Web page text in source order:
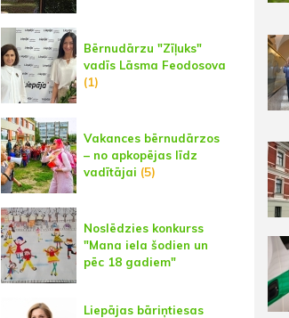
Bērnudārzu "Zīļuks"
vadīs Lāsma Feodosova
(1)
Vakances bērnudārzos
– no apkopējas līdz
vadītājai (5)
Noslēdzies konkurss
"Mana iela šodien un
pēc 18 gadiem"
Liepājas bāriņtiesas